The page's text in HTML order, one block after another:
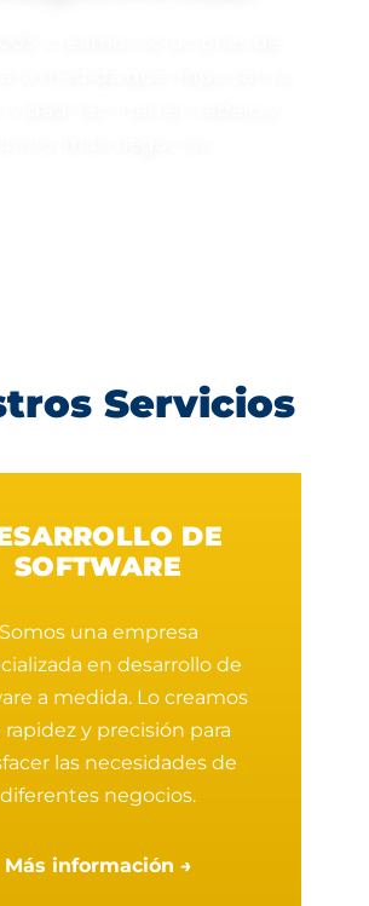
Servicios
DE
SOFTWARE
Somos una empresa
en desarrollo de
a medida. Lo creamos
rapidez y precisión para
las necesidades de
diferentes negocios.
Más información →